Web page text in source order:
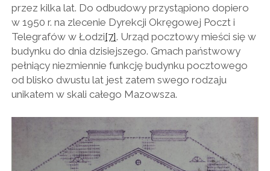
przez kilka lat. Do odbudowy przystąpiono dopiero
w 1950 r. na zlecenie Dyrekcji Okręgowej Poczt i
Telegrafów w Łodzi[7]. Urząd pocztowy mieści się w
budynku do dnia dzisiejszego. Gmach państwowy
pełniący niezmiennie funkcję budynku pocztowego
od blisko dwustu lat jest zatem swego rodzaju
unikatem w skali całego Mazowsza.